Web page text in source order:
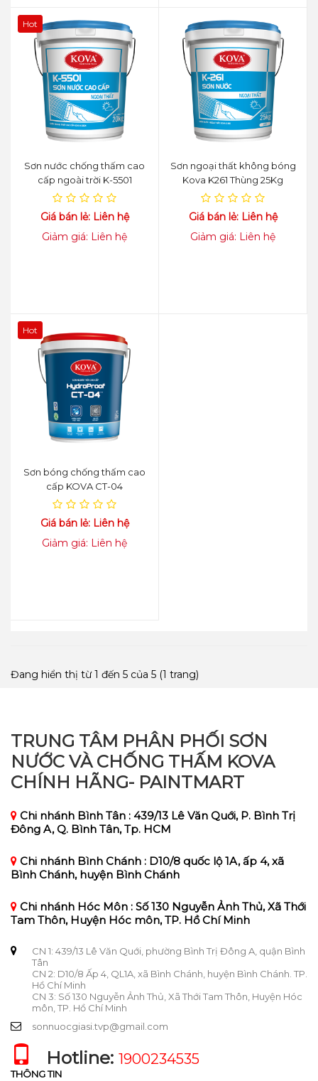
Hot
Sơn nước chống thấm cao
cấp ngoài trời K-5501
Giá bán lẻ: Liên hệ
Giảm giá: Liên hệ
Sơn ngoại thất không bóng
Kova K261 Thùng 25Kg
Giá bán lẻ: Liên hệ
Giảm giá: Liên hệ
Hot
Sơn bóng chống thấm cao
cấp KOVA CT-04
Giá bán lẻ: Liên hệ
Giảm giá: Liên hệ
Đang hiển thị từ 1 đến 5 của 5 (1 trang)
TRUNG TÂM PHÂN PHỐI SƠN
NƯỚC VÀ CHỐNG THẤM KOVA
CHÍNH HÃNG- PAINTMART
Chi nhánh Bình Tân : 439/13 Lê Văn Quới, P. Bình Trị
Đông A, Q. Bình Tân, Tp. HCM
Chi nhánh Bình Chánh : D10/8 quốc lộ 1A, ấp 4, xã
Bình Chánh, huyện Bình Chánh
Chi nhánh Hóc Môn : Số 130 Nguyễn Ảnh Thủ, Xã Thới
Tam Thôn, Huyện Hóc môn, TP. Hồ Chí Minh
CN 1: 439/13 Lê Văn Quới, phường Bình Trị Đông A, quận Bình
Tân
CN 2: D10/8 Ấp 4, QL1A, xã Bình Chánh, huyện Bình Chánh. TP.
Hồ Chí Minh
CN 3: Số 130 Nguyễn Ảnh Thủ, Xã Thới Tam Thôn, Huyện Hóc
môn, TP. Hồ Chí Minh
sonnuocgiasi.tvp@gmail.com
Hotline: 1900234535
THÔNG TIN